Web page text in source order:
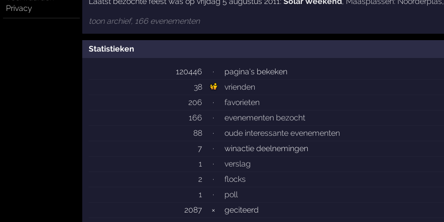
Privacy
toon archief, 166 evenementen
Statistieken
120446 ·
pagina's bekeken
38
vrienden
206
·
favorieten
166
·
evenementen bezocht
88
·
oude interessante evenementen
7
·
winactie deelnemingen
1
·
verslag
2
·
flocks
1
·
poll
2087
×
geciteerd